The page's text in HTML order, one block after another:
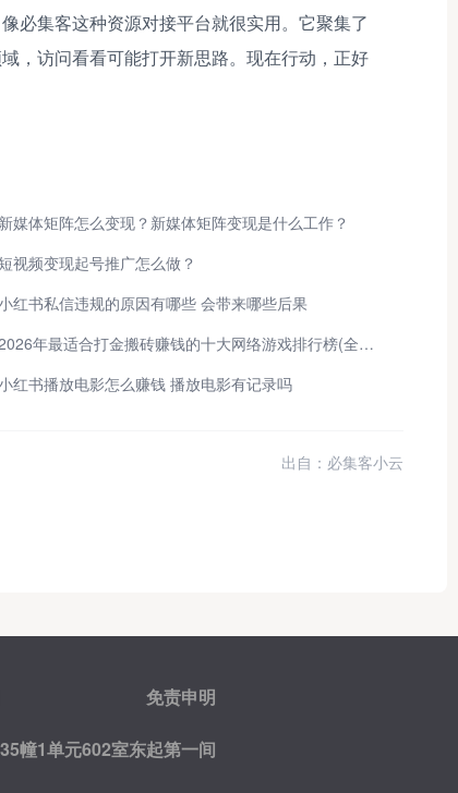
必集客这种资源对接平台就很实用。它聚集了
，访问看看可能打开新思路。现在行动，正好
新媒体矩阵怎么变现？新媒体矩阵变现是什么工作？
短视频变现起号推广怎么做？
红书私信违规的原因有哪些 会带来哪些后果
2026年最适合打金搬砖赚钱的十大网络游戏排行榜(全新端游榜单)
红书播放电影怎么赚钱 播放电影有记录吗
出自：必集客小云
免责申明
幢1单元602室东起第一间